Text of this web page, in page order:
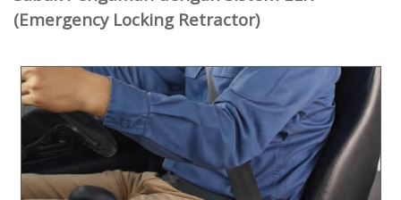
(Emergency Locking Retractor)